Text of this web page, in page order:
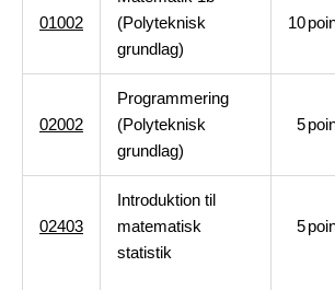
01002
(Polyteknisk
grundlag)
10
02002
Programmering
(Polyteknisk
grundlag)
5
02403
Introduktion til
matematisk
statistik
5